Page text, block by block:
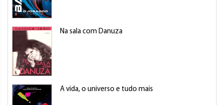
Na sala com Danuza
A vida, o universo e tudo mais